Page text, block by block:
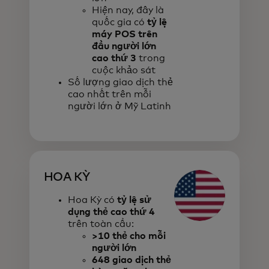
Hiện nay, đây là
quốc gia có tỷ lệ
máy POS trên
đầu người lớn
cao thứ 3 trong
cuộc khảo sát
Số lượng giao dịch thẻ
cao nhất trên mỗi
người lớn ở Mỹ Latinh
HOA KỲ
Hoa Kỳ có tỷ lệ sử
dụng thẻ cao thứ 4
trên toàn cầu:
>10 thẻ cho mỗi
người lớn
648 giao dịch thẻ